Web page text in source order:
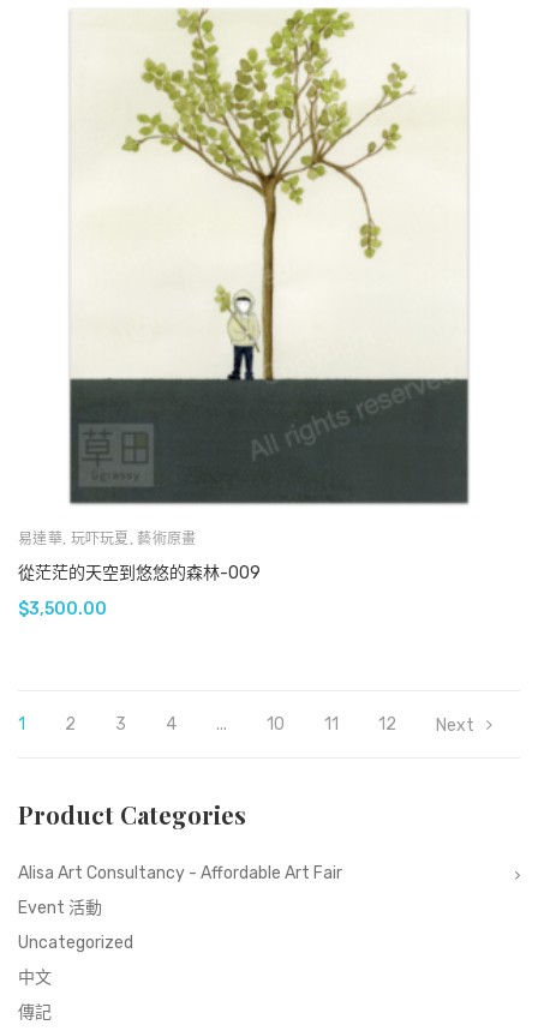
易達華, 玩吓玩夏 , 藝術原畫
從茫茫的天空到悠悠的森林-009
$3,500.00
1 2 3 4 ... 10 11 12 Next
Product Categories
Alisa Art Consultancy - Affordable Art Fair
Event 活動
Uncategorized
中文
傳記